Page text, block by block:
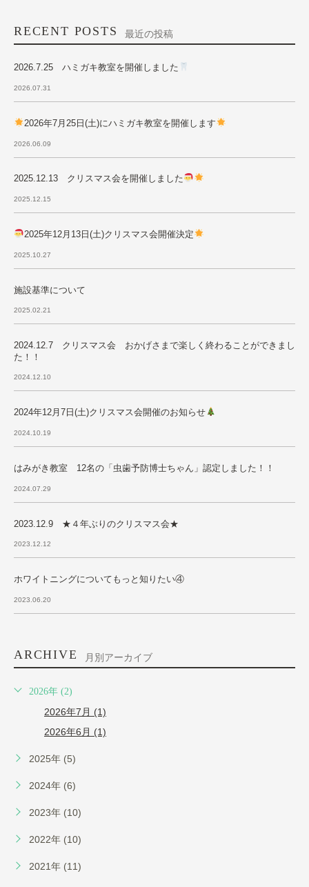
RECENT POSTS 最近の投稿
2026.7.25 ハミガキ教室を開催しました
2026.07.31
2026年7月25日(土)にハミガキ教室を開催します
2026.06.09
2025.12.13 クリスマス会を開催しました
2025.12.15
2025年12月13日(土)クリスマス会開催決定
2025.10.27
施設基準について
2025.02.21
2024.12.7 クリスマス会 おかげさまで楽しく終わることができまし
た！！
2024.12.10
2024年12月7日(土)クリスマス会開催のお知らせ
2024.10.19
はみがき教室 12名の「虫歯予防博士ちゃん」認定しました！！
2024.07.29
2023.12.9 ★４年ぶりのクリスマス会★
2023.12.12
ホワイトニングについてもっと知りたい④
2023.06.20
ARCHIVE 月別アーカイブ
2026年 (2)
2026年7月 (1)
2026年6月 (1)
2025年 (5)
2024年 (6)
2023年 (10)
2022年 (10)
2021年 (11)